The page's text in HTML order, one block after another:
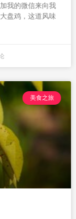
我的微信来向我
盘鸡，这道风味
美食之旅